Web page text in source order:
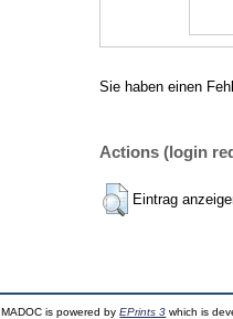
Sie haben einen
Actions (login
Eintrag
MADOC is powered byEPrints 3 which is